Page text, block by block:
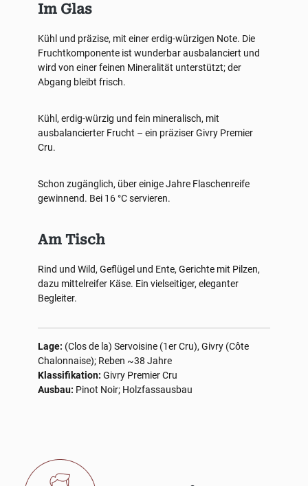
Im Glas
Kühl und präzise, mit einer erdig-würzigen Note. Die
Fruchtkomponente ist wunderbar ausbalanciert und
wird von einer feinen Mineralität unterstützt; der
Abgang bleibt frisch.
Kühl, erdig-würzig und fein mineralisch, mit
ausbalancierter Frucht – ein präziser Givry Premier
Cru.
Schon zugänglich, über einige Jahre Flaschenreife
gewinnend. Bei 16 °C servieren.
Am Tisch
Rind und Wild, Geflügel und Ente, Gerichte mit Pilzen,
dazu mittelreifer Käse. Ein vielseitiger, eleganter
Begleiter.
Lage: (Clos de la) Servoisine (1er Cru), Givry (Côte
Chalonnaise); Reben ~38 Jahre
Klassifikation: Givry Premier Cru
Ausbau: Pinot Noir; Holzfassausbau